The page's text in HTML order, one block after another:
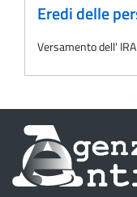
Eredi delle
Versamento dell'
sul